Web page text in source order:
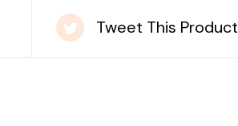
Tweet This Product